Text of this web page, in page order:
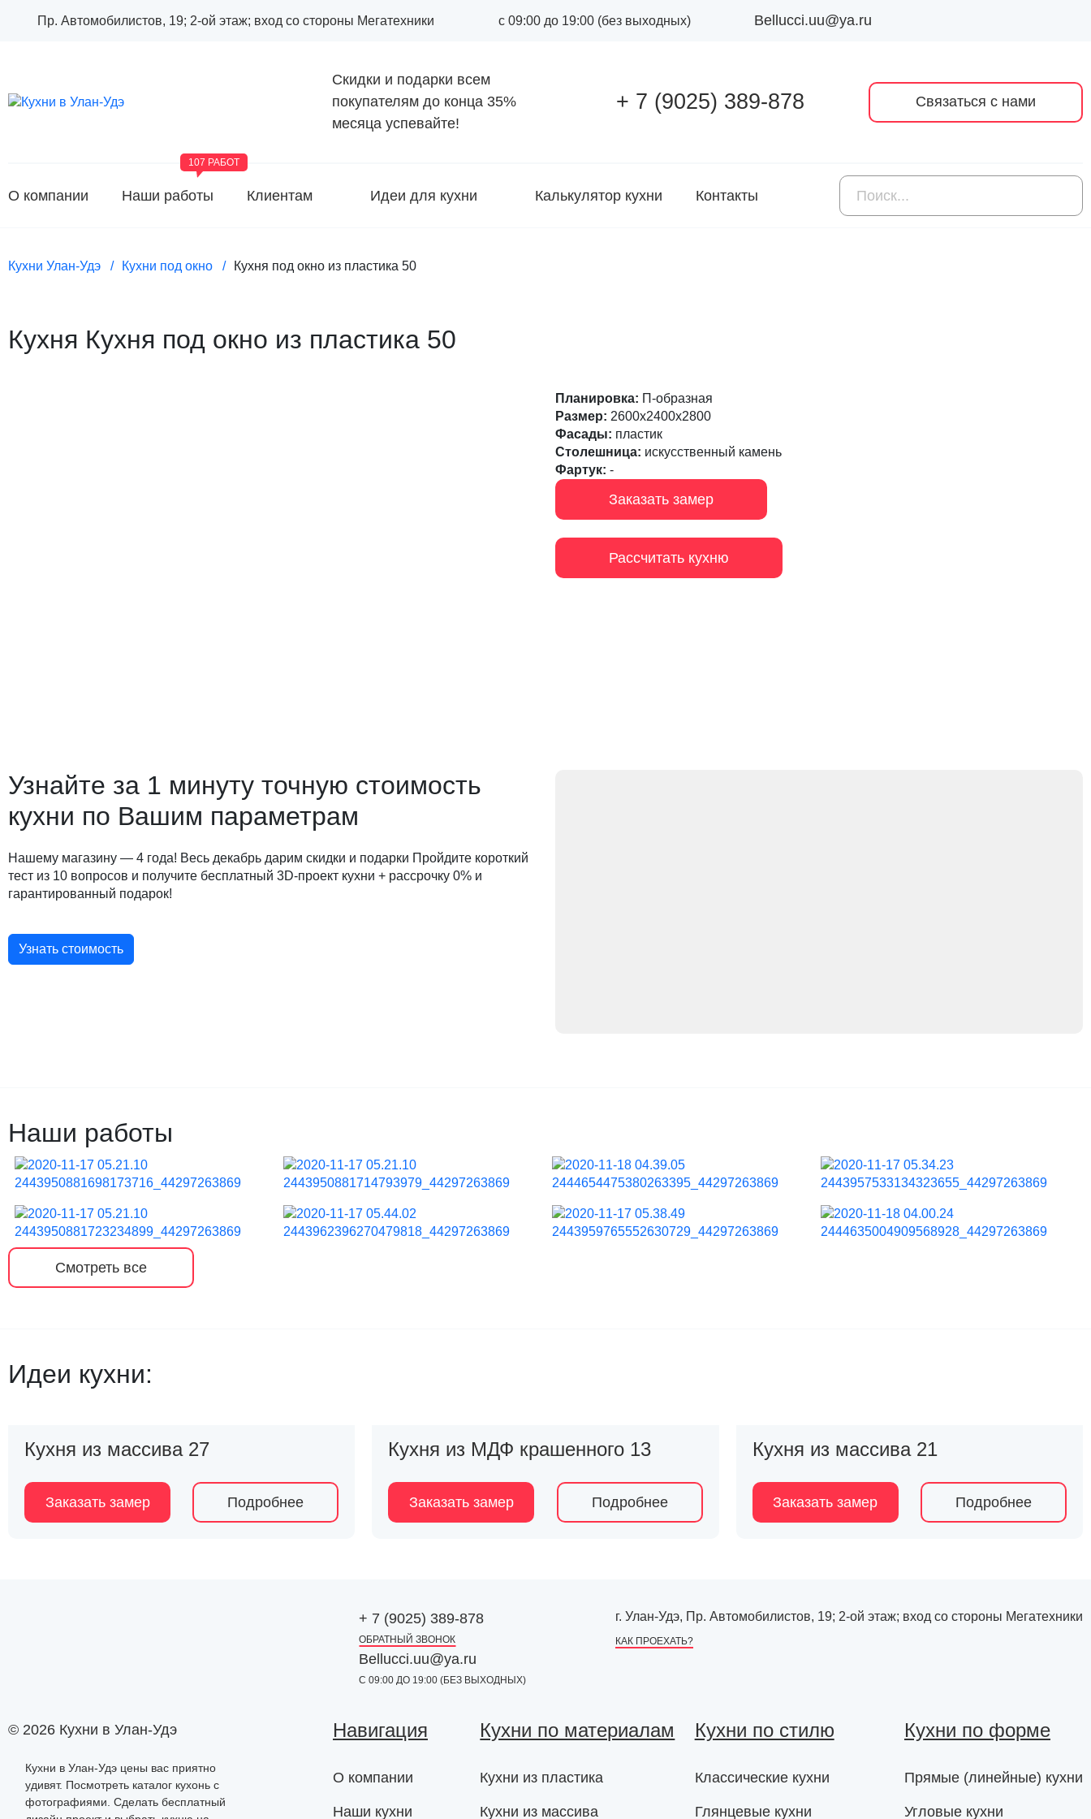
Пр. Автомобилистов, 19; 2-ой этаж; вход со стороны Мегатехники с 09:00 до 19:00 (без выходных) Bellucci.uu@ya.ru
Скидки и подарки всем
покупателям до конца 35%
месяца успевайте!
+ 7 (9025) 389-878 Связаться с нами
О компании
107 РАБОТ
Наши работы Клиентам Идеи для кухни Калькулятор кухни Контакты
Кухни Улан-Удэ Кухни под окно Кухня под окно из пластика 50
Кухня Кухня под окно из пластика 50
Планировка: П-образная
Размер: 2600х2400х2800
Фасады: пластик
Столешница: искусственный камень
Фартук: -
Заказать замер
Рассчитать кухню
Узнайте за 1 минуту точную стоимость
кухни по Вашим параметрам
Нашему магазину — 4 года! Весь декабрь дарим скидки и подарки Пройдите короткий
тест из 10 вопросов и получите бесплатный 3D-проект кухни + рассрочку 0% и
гарантированный подарок!
Узнать стоимость
Наши работы
Смотреть все
Идеи кухни:
Кухня из массива 27
Заказать замер Подробнее
Кухня из МДФ крашенного 13
Заказать замер Подробнее
Кухня из массива 21
Заказать замер Подробнее
+ 7 (9025) 389-878
ОБРАТНЫЙ ЗВОНОК
г. Улан-Удэ, Пр. Автомобилистов, 19; 2-ой этаж; вход со стороны Мегатехники
КАК ПРОЕХАТЬ?
Bellucci.uu@ya.ru
С 09:00 ДО 19:00 (БЕЗ ВЫХОДНЫХ)
© 2026 Кухни в Улан-Удэ
Кухни в Улан-Удэ цены вас приятно
удивят. Посмотреть каталог кухонь с
фотографиями. Сделать бесплатный
Навигация
О компании
Наши кухни
Кухни по материалам
Кухни из пластика
Кухни из массива
Кухни по стилю
Классические кухни
Глянцевые кухни
Кухни по форме
Прямые (линейные) кухни
Угловые кухни